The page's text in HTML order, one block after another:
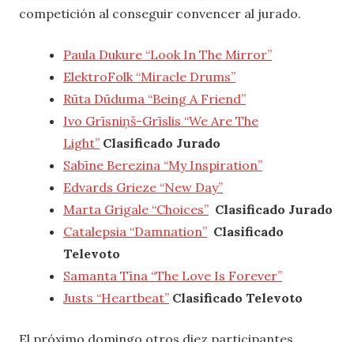
competición al conseguir convencer al jurado.
Paula Dukure “Look In The Mirror”
ElektroFolk “Miracle Drums”
Rūta Dūduma “Being A Friend”
Ivo Grīsniņš-Grīslis “We Are The
Light” Clasificado Jurado
Sabīne Berezina “My Inspiration”
Edvards Grieze “New Day”
Marta Grigale “Choices” Clasificado Jurado
Catalepsia “Damnation” Clasificado
Televoto
Samanta Tīna “The Love Is Forever”
Justs “Heartbeat” Clasificado Televoto
El próximo domingo otros diez participantes